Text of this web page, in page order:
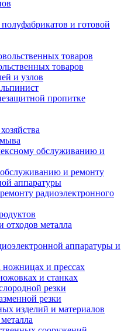
и готовой
товаров
товаров
и узлов
пропитке
обслуживанию и
и ремонту
аппаратуры
радиоэлектронного
отходов металла
аппаратуры и
ножницах и прессах
и станках
резки
резки
изделий и материалов